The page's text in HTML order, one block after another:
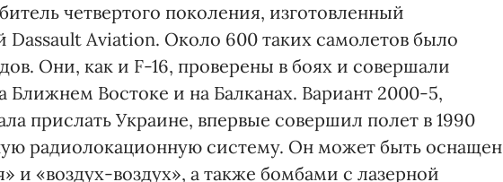
четвертого поколения, изготовленный
Aviation. Около 600 таких самолетов было
Они, как и F-16, проверены в боях и совершали
Ближнем Востоке и на Балканах. Вариант 2000-5,
прислать Украине, впервые совершил полет в 1990
радиолокационную систему. Он может быть оснащен
и «воздух-воздух», а также бомбами с лазерной